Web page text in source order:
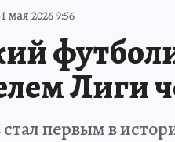
СЕБЕ
мая 2026 9:56
Лиги
первым в